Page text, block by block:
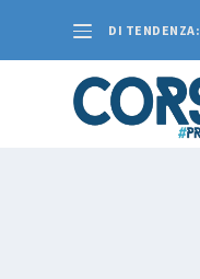
DI TENDENZA: